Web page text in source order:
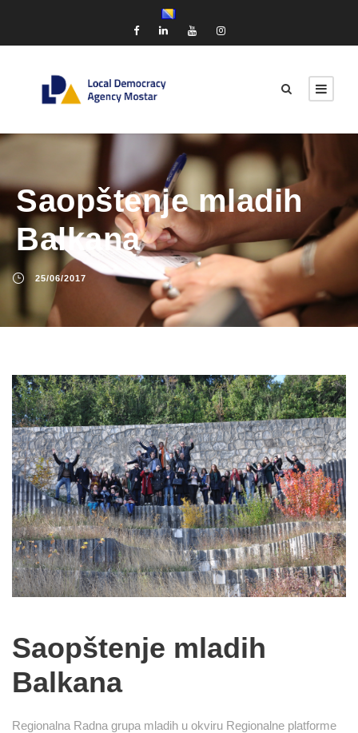
Saopštenje mladih
Balkana
25/06/2017
Saopštenje mladih
Balkana
Regionalna Radna grupa mladih u okviru Regionalne platforme